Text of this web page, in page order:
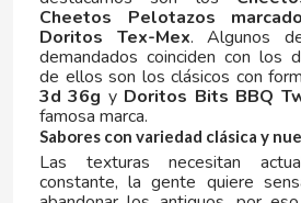
CUÉTARA
CUEVAS
CYCLONES CLEAR
Cheetos Pelotazos
Doritos Tex-Mex. Algunos
demandados coinciden con los
de ellos son los clásicos con
3d 36g y Doritos Bits BBQ
famosa marca.
Sabores con variedad clásica y
Las texturas necesitan
constante, la gente quiere